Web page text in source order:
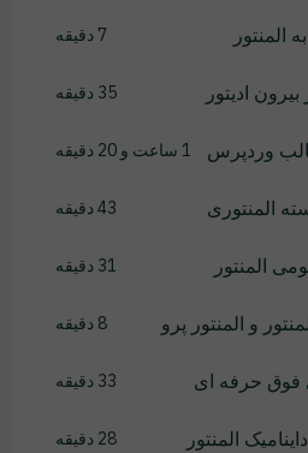
المنتور 7 دقیقه
ادیتور 35 دقیقه
وردپرس 1 ساعت و 20 دقیقه
المنتوری 43 دقیقه
المنتور 31 دقیقه
و المنتور پرو 8 دقیقه
حرفه ای 33 دقیقه
المنتور 28 دقیقه